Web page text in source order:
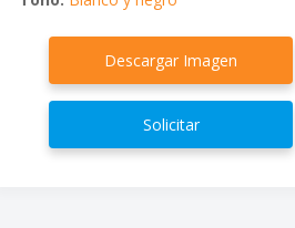
Descargar Imagen
Solicitar